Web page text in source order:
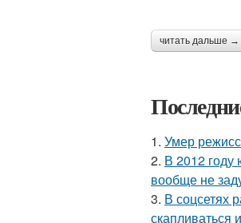
читать дальше →
1. Умер
2. В 2012 году
вообще не
3. В соцсетях
скапливаться